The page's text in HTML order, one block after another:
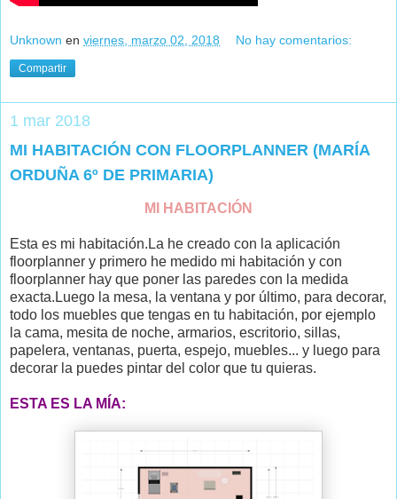
Unknown en viernes, marzo 02, 2018 No hay comentarios:
Compartir
1 mar 2018
MI HABITACIÓN CON FLOORPLANNER (MARÍA
ORDUÑA 6º DE PRIMARIA)
MI HABITACIÓN
Esta es mi habitación.La he creado con la aplicación
floorplanner y primero he medido mi habitación y con
floorplanner hay que poner las paredes con la medida
exacta.Luego la mesa, la ventana y por último, para decorar,
todo los muebles que tengas en tu habitación, por ejemplo
la cama, mesita de noche, armarios, escritorio, sillas,
papelera, ventanas, puerta, espejo, muebles... y luego para
decorar la puedes pintar del color que tu quieras.
ESTA ES LA MÍA: